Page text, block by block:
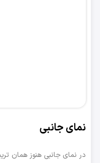
نمای جانبی
در نمای جانبی هنوز همان